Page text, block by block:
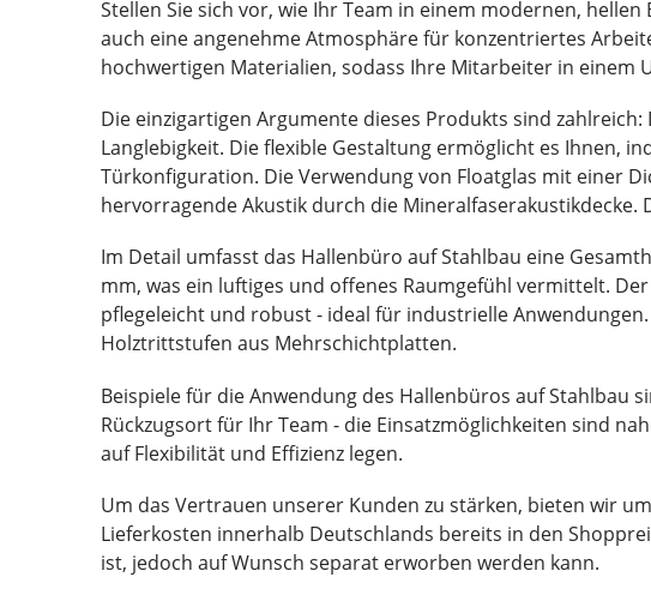
Stellen Sie sich vor, wie Ihr Team in einem modernen,
auch eine angenehme Atmosphäre für konzentriertes
hochwertigen Materialien, sodass Ihre Mitarbeiter in
Die einzigartigen Argumente dieses Produkts sind
Langlebigkeit. Die flexible Gestaltung ermöglicht es Ihnen,
Türkonfiguration. Die Verwendung von Floatglas mit einer
hervorragende Akustik durch die
Im Detail umfasst das Hallenbüro auf Stahlbau eine
mm, was ein luftiges und offenes Raumgefühl vermittelt.
pflegeleicht und robust - ideal für industrielle
Holztrittstufen aus Mehrschichtplatten.
Beispiele für die Anwendung des Hallenbüros auf Stahlbau
Rückzugsort für Ihr Team - die Einsatzmöglichkeiten sind
auf Flexibilität und Effizienz legen.
Um das Vertrauen unserer Kunden zu stärken, bieten wir
Lieferkosten innerhalb Deutschlands bereits in den
ist, jedoch auf Wunsch separat erworben werden kann.